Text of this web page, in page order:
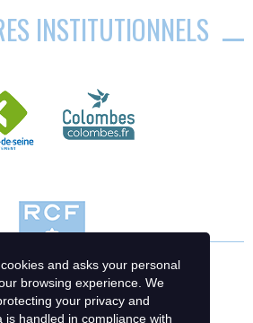
INSTITUTIONNELS
and asks your personal
browsing experience. We
your privacy and
is handled in compliance with